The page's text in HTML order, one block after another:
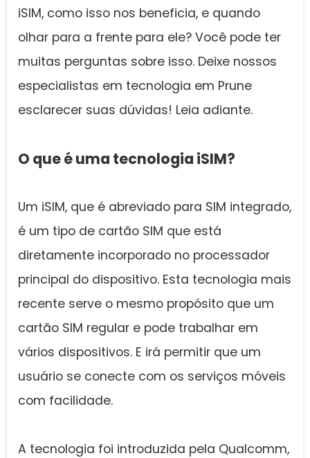
iSIM, como isso nos beneficia, e quando
olhar para a frente para ele? Você pode ter
muitas perguntas sobre isso. Deixe nossos
especialistas em tecnologia em Prune
esclarecer suas dúvidas! Leia adiante.
O que é uma tecnologia iSIM?
Um iSIM, que é abreviado para SIM integrado,
é um tipo de cartão SIM que está
diretamente incorporado no processador
principal do dispositivo. Esta tecnologia mais
recente serve o mesmo propósito que um
cartão SIM regular e pode trabalhar em
vários dispositivos. E irá permitir que um
usuário se conecte com os serviços móveis
com facilidade.
A tecnologia foi introduzida pela Qualcomm,